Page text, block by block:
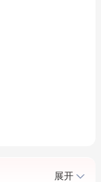
展开